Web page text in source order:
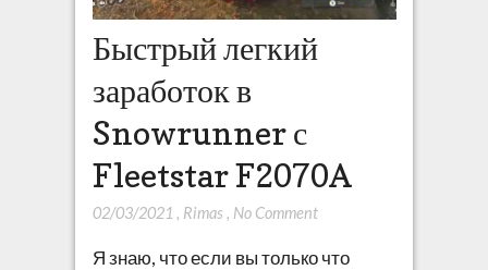
Быстрый легкий
заработок в
Snowrunner с
Fleetstar F2070A
02/03/2021 , Rimas , No Comment
Я знаю, что если вы только что